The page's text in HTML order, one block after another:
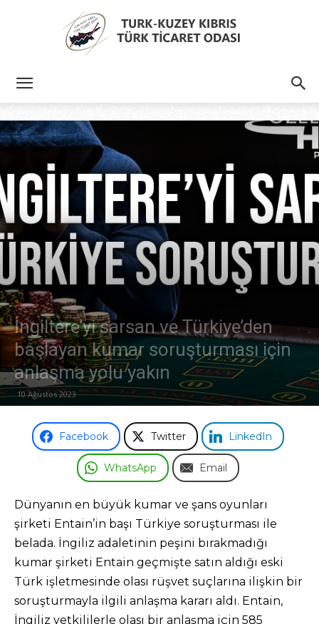
Türk
Ticaret
Odası
İngiltere’yi sarsan ve Türkiye’den
başlayan kumar soruşturması için
anlaşma yolu yakın
10 Ağustos 2023
Facebook Twitter LinkedIn
WhatsApp Email
Dünyanın en büyük kumar ve şans oyunları
şirketi Entain’in başı Türkiye soruşturması ile
belada. İngiliz adaletinin peşini bırakmadığı
kumar şirketi Entain geçmişte satın aldığı eski
Türk işletmesinde olası rüşvet suçlarına ilişkin bir
soruşturmayla ilgili anlaşma kararı aldı. Entain,
İngiliz yetkililerle olası bir anlaşma için 585